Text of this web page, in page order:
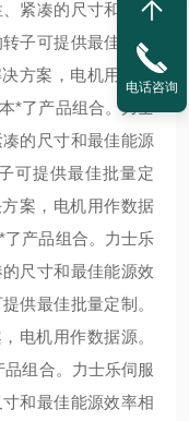
紧凑的尺寸和最佳
子可提供最佳批量
方案，电机用作数
*了产品组合。力士
的尺寸和最佳能源
可提供最佳批量定
案，电机用作数据
产品组合。 力士乐
尺寸和最佳能源效
供最佳批量定制。
电机用作数据源。
组合。 力士乐伺服
和最佳能源效率相
电话咨询